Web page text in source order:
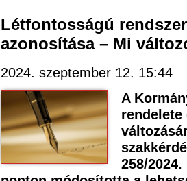
Létfontosságú
azonosítása – Mi
2024. szeptember 12. 15:44
A
rendelete
258/